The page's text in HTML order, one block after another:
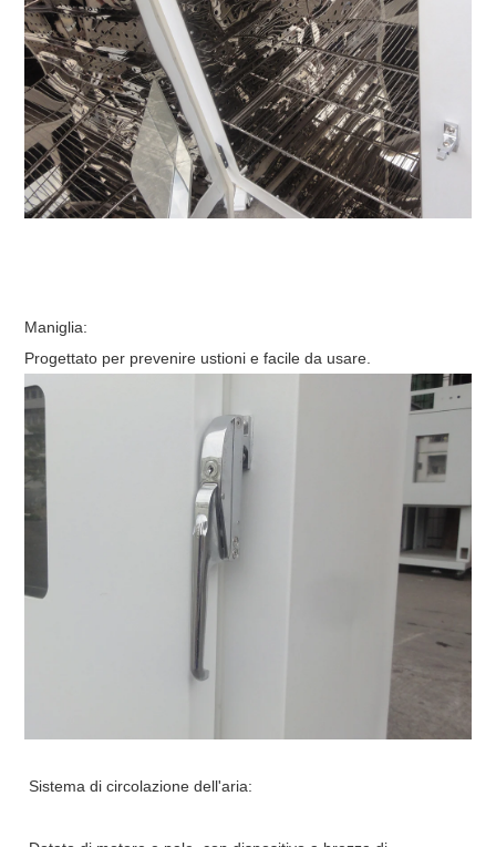
Maniglia:
Progettato per prevenire ustioni e facile da usare.
Sistema di circolazione dell'aria: